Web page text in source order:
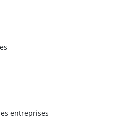
entreprises